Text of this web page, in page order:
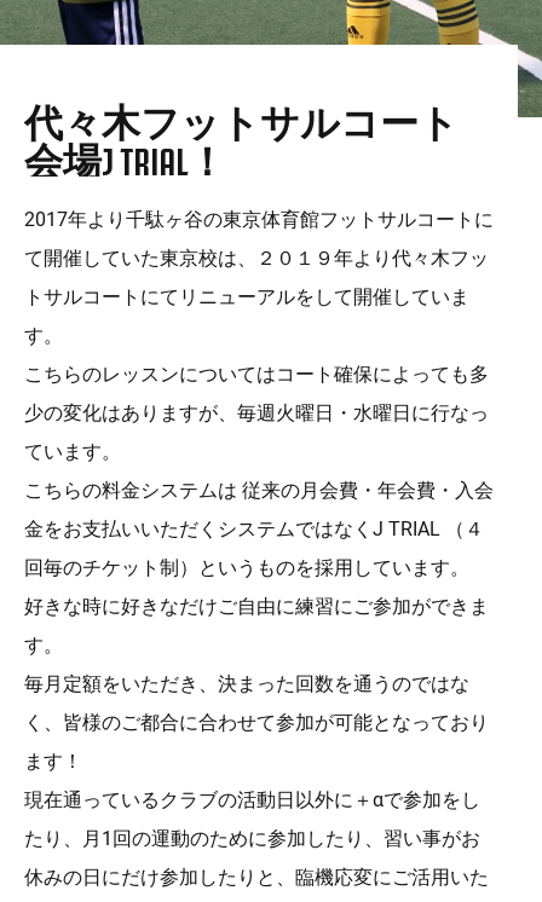
代々木フットサルコート
会場J TRIAL！
2017年より千駄ヶ谷の東京体育館フットサルコートに
て開催していた東京校は、２０１９年より代々木フッ
トサルコートにてリニューアルをして開催していま
す。
こちらのレッスンについてはコート確保によっても多
少の変化はありますが、毎週火曜日・水曜日に行なっ
ています。
こちらの料金システムは 従来の月会費・年会費・入会
金をお支払いいただくシステムではなくJ TRIAL （４
回毎のチケット制）というものを採用しています。
好きな時に好きなだけご自由に練習にご参加ができま
す。
毎月定額をいただき、決まった回数を通うのではな
く、皆様のご都合に合わせて参加が可能となっており
ます！
現在通っているクラブの活動日以外に＋αで参加をし
たり、月1回の運動のために参加したり、習い事がお
休みの日にだけ参加したりと、臨機応変にご活用いた